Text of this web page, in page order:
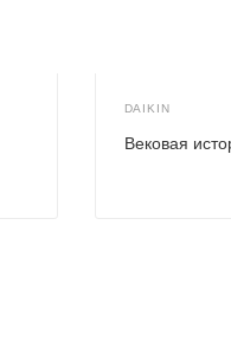
DAIKIN
Вековая